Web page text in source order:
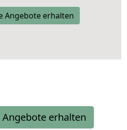
Angebote erhalten
Angebote erhalten